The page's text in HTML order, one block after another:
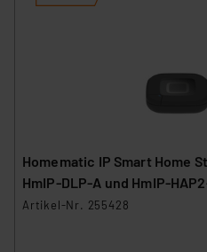
Homematic IP Smart Home
HmIP‑DLP-A und HmIP-
Artikel-Nr. 255428